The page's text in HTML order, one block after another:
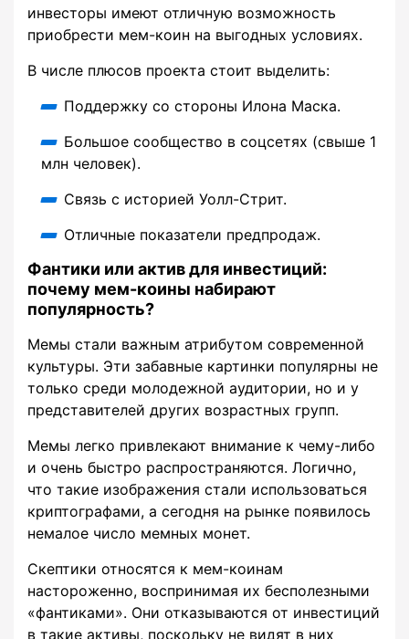
инвесторы имеют отличную возможность
приобрести мем-коин на выгодных условиях.
В числе плюсов проекта стоит выделить:
Поддержку со стороны Илона Маска.
Большое сообщество в соцсетях (свыше 1
млн человек).
Связь с историей Уолл-Стрит.
Отличные показатели предпродаж.
Фантики или актив для инвестиций:
почему мем-коины набирают
популярность?
Мемы стали важным атрибутом современной
культуры. Эти забавные картинки популярны не
только среди молодежной аудитории, но и у
представителей других возрастных групп.
Мемы легко привлекают внимание к чему-либо
и очень быстро распространяются. Логично,
что такие изображения стали использоваться
криптографами, а сегодня на рынке появилось
немалое число мемных монет.
Скептики относятся к мем-коинам
настороженно, воспринимая их бесполезными
«фантиками». Они отказываются от инвестиций
в такие активы, поскольку не видят в них